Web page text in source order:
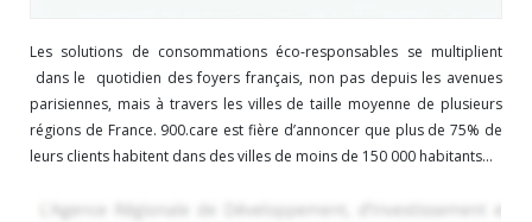
Les solutions de consommations éco-responsables se multiplient
dans le quotidien des foyers français, non pas depuis les avenues
parisiennes, mais à travers les villes de taille moyenne de plusieurs
régions de France. 900.care est fière d’annoncer que plus de 75% de
leurs clients habitent dans des villes de moins de 150 000 habitants...